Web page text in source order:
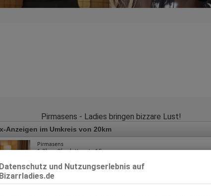
und Nutzungserlebnis auf
Pirmasens - Ladies bringen bizzare Lust!
Anzeigen im Umkreis von 20km
Pirmasens
1.2km, Charlottenstr. 15
Annette -Erotische Massagen und mehr
35 Jahre, 80D, KF 42, 1.61m, 70 kg, total rasiert, westeuropäisch
69, GF6, NSa, Franz b. Ihr, Schmu., Kuscheln, DSa, DSp